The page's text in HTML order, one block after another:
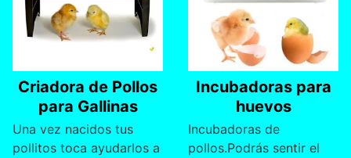
Criadora de Pollos
para Gallinas
Una vez nacidos tus
pollitos toca ayudarlos a
Incubadoras para
huevos
Incubadoras de
pollos.Podrás sentir el